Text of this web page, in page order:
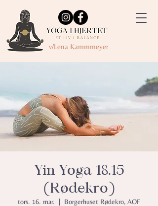
v/Lena Kammmeyer
Yin Yoga 18.15
(Rødekro)
tors. 16. mar.
Borgerhuset Rødekro, AOF